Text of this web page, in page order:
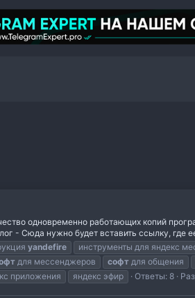
одновременно работающих копий
- Сюда нужно будет вставить ссылку, где
yandefire инструменты для яндекс
для мессенджеров софт для общения
приложения яндекс эфир Ответы: 8